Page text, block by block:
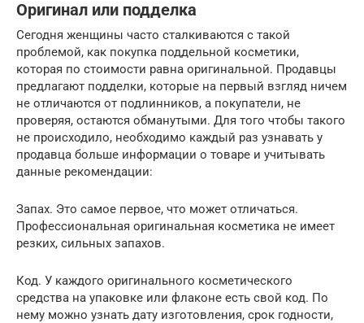
Оригинал или подделка
Сегодня женщины часто сталкиваются с такой
проблемой, как покупка поддельной косметики,
которая по стоимости равна оригинальной. Продавцы
предлагают подделки, которые на первый взгляд ничем
не отличаются от подлинников, а покупатели, не
проверяя, остаются обманутыми. Для того чтобы такого
не происходило, необходимо каждый раз узнавать у
продавца больше информации о товаре и учитывать
данные рекомендации:
Запах. Это самое первое, что может отличаться.
Профессиональная оригинальная косметика не имеет
резких, сильных запахов.
Код. У каждого оригинального косметического
средства на упаковке или флаконе есть свой код. По
нему можно узнать дату изготовления, срок годности,